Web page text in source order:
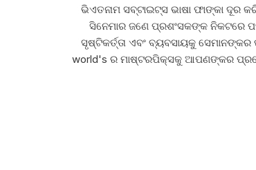
ଭିଏତନାମ ସବ୍ଟାଇଟ୍ସ ଭାଷା ଫାଙ୍କା ଦୂର
ସିନେମାର ଜଣେ ପ୍ରଶଂସକଙ୍କ ନିକଟରେ
ସୃଷ୍ଟିକର୍ତ୍ତା ଏବଂ ବ୍ୟବସାୟକୁ
world's ର ମାଷ୍ଟରପିକ୍ସକୁ ଆପଣଙ୍କର